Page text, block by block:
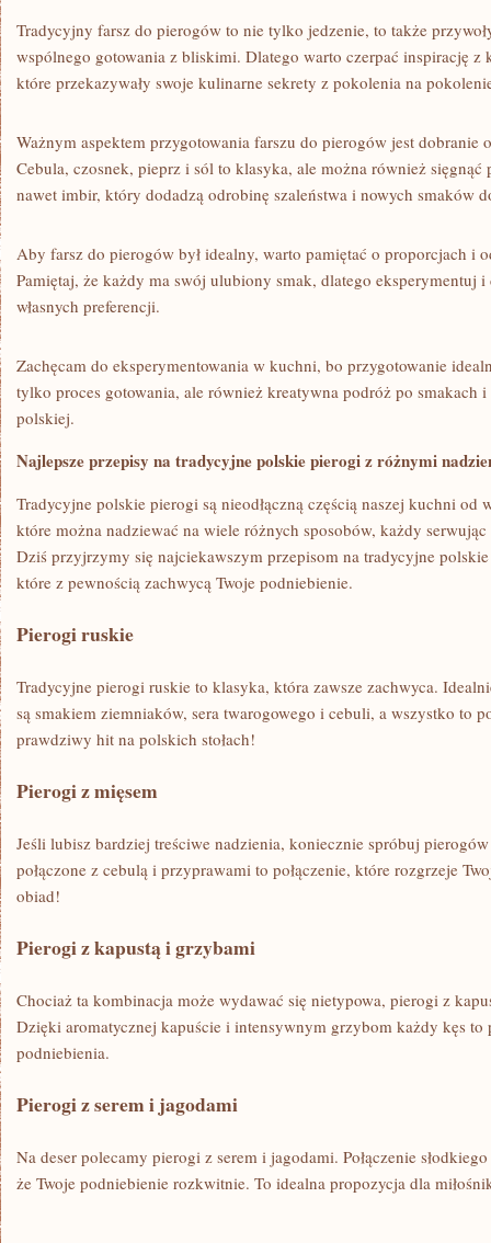
Tradycyjny ⁤farsz⁢ do pierogów to nie tylko jedzenie, to‍ także
wspólnego gotowania z bliskimi. Dlatego warto czerpać inspirację z
które przekazywały swoje kulinarne sekrety z pokolenia na
Ważnym aspektem przygotowania farszu do pierogów jest dobranie
Cebula, czosnek, pieprz i sól to klasyka, ale można również sięgnąć
nawet imbir, ‍który ⁣dodadzą​ odrobinę szaleństwa i nowych smaków
Aby⁢ farsz ⁢do pierogów był idealny, warto pamiętać o proporcjach⁢ i
⁤Pamiętaj, że każdy ma swój ulubiony smak, dlatego eksperymentuj
własnych preferencji.
Zachęcam⁤ do eksperymentowania w kuchni, bo przygotowanie
tylko proces gotowania,⁣ ale również kreatywna podróż po smakach
polskiej.
Najlepsze przepisy na tradycyjne polskie pierogi z różnymi
Tradycyjne polskie pierogi są nieodłączną częścią naszej‌ kuchni
które można nadziewać na wiele różnych sposobów, każdy
Dziś przyjrzymy się najciekawszym przepisom na tradycyjne
które z pewnością zachwycą Twoje podniebienie.
Pierogi ruskie
Tradycyjne pierogi ruskie to klasyka, która zawsze zachwyca.
są smakiem ziemniaków, sera twarogowego i cebuli, a wszystko to‍
prawdziwy​ hit na polskich stołach!
Pierogi z mięsem
Jeśli ⁢lubisz bardziej treściwe nadzienia, koniecznie spróbuj‌
połączone z​ cebulą i przyprawami ‍to połączenie, które⁢ rozgrzeje
obiad!
Pierogi⁢ z kapustą i grzybami
Chociaż⁢ ta kombinacja może⁤ wydawać się nietypowa, pierogi z
Dzięki aromatycznej kapuście i intensywnym grzybom każdy kęs to
podniebienia.
Pierogi z serem i jagodami
Na deser polecamy pierogi z serem i jagodami. Połączenie
że Twoje podniebienie rozkwitnie. To idealna propozycja dla